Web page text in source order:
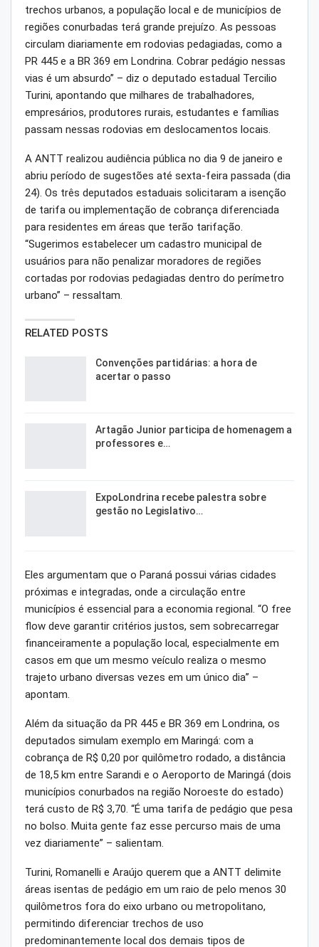
trechos urbanos, a população local e de municípios de
regiões conurbadas terá grande prejuízo. As pessoas
circulam diariamente em rodovias pedagiadas, como a
PR 445 e a BR 369 em Londrina. Cobrar pedágio nessas
vias é um absurdo” – diz o deputado estadual Tercilio
Turini, apontando que milhares de trabalhadores,
empresários, produtores rurais, estudantes e famílias
passam nessas rodovias em deslocamentos locais.
A ANTT realizou audiência pública no dia 9 de janeiro e
abriu período de sugestões até sexta-feira passada (dia
24). Os três deputados estaduais solicitaram a isenção
de tarifa ou implementação de cobrança diferenciada
para residentes em áreas que terão tarifação.
“Sugerimos estabelecer um cadastro municipal de
usuários para não penalizar moradores de regiões
cortadas por rodovias pedagiadas dentro do perímetro
urbano” – ressaltam.
RELATED POSTS
Convenções partidárias: a hora de
acertar o passo
Artagão Junior participa de homenagem a
professores e…
ExpoLondrina recebe palestra sobre
gestão no Legislativo…
Eles argumentam que o Paraná possui várias cidades
próximas e integradas, onde a circulação entre
municípios é essencial para a economia regional. “O free
flow deve garantir critérios justos, sem sobrecarregar
financeiramente a população local, especialmente em
casos em que um mesmo veículo realiza o mesmo
trajeto urbano diversas vezes em um único dia” –
apontam.
Além da situação da PR 445 e BR 369 em Londrina, os
deputados simulam exemplo em Maringá: com a
cobrança de R$ 0,20 por quilômetro rodado, a distância
de 18,5 km entre Sarandi e o Aeroporto de Maringá (dois
municípios conurbados na região Noroeste do estado)
terá custo de R$ 3,70. “É uma tarifa de pedágio que pesa
no bolso. Muita gente faz esse percurso mais de uma
vez diariamente” – salientam.
Turini, Romanelli e Araújo querem que a ANTT delimite
áreas isentas de pedágio em um raio de pelo menos 30
quilômetros fora do eixo urbano ou metropolitano,
permitindo diferenciar trechos de uso
predominantemente local dos demais tipos de